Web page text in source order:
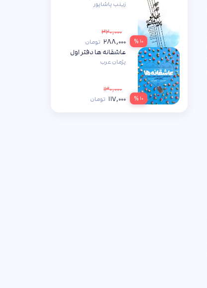
۱۰ %
زینب پاشاپور
۳۲۰,۰۰۰
۲۸۸,۰۰۰ تومان
۱۰ %
عاشقانه ها دفتر اول
پژمان عرب
۱۳۰,۰۰۰
۱۱۷,۰۰۰ تومان